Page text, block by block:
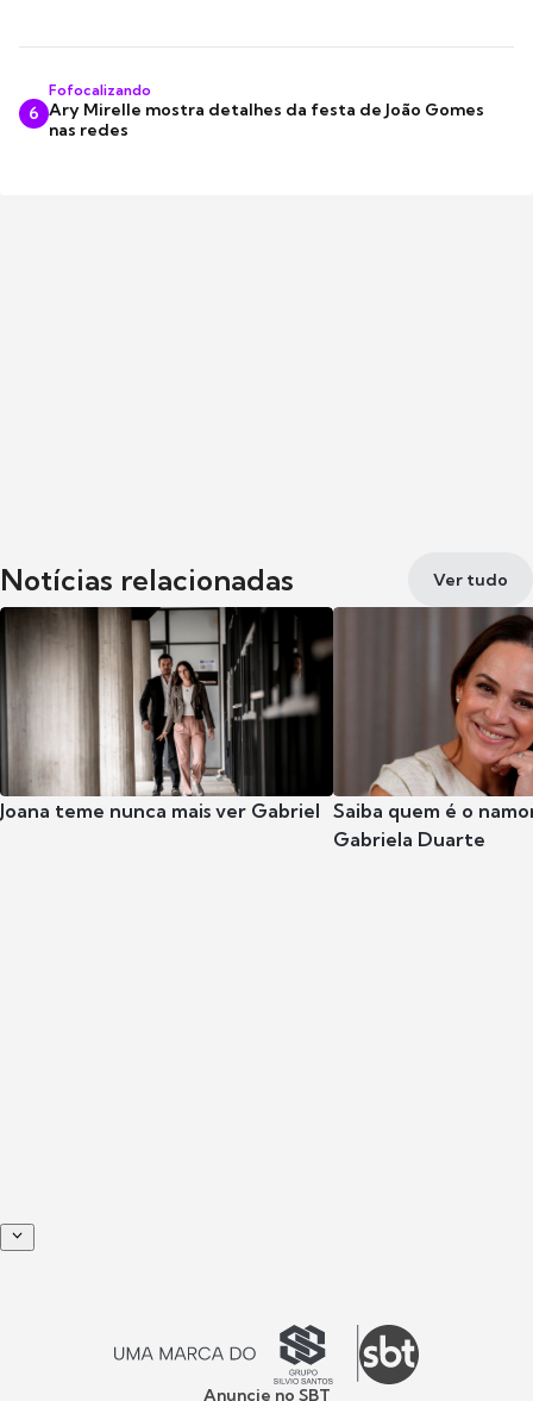
6
Fofocalizando
Ary Mirelle mostra detalhes da festa de João Gomes
nas redes
Notícias relacionadas Ver tudo
Joana teme nunca mais ver Gabriel Saiba quem é o
Gabriela Duarte
Anuncie no SBT